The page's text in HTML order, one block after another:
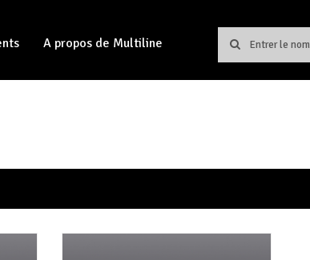
A propos de Multiline